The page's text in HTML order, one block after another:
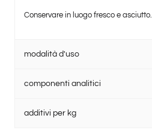
Conservare in luogo fresco e asciutto.
modalità d'uso
componenti analitici
additivi per kg